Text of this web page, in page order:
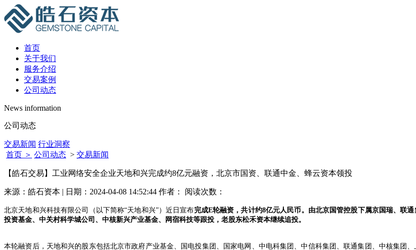
首页
关于我们
服务介绍
交易案例
公司动态
News information
公司动态
交易新闻 行业洞察
首页 ＞ 公司动态 > 交易新闻
【皓石交易】工业网络安全企业天地和兴完成约8亿元融资，北京市国资、联通中金、蜂云资本领投
来源：皓石资本 | 日期：2024-04-08 14:52:44 作者： 阅读次数：
北京天地和兴科技有限公司（以下简称“天地和兴”）近日宣布完成E轮融资，共计约8亿元人民币。由北京国管控股下属京国瑞、联
投资基金、中关村科学城公司、中核新兴产业基金、网宿科技等跟投，老股东松禾资本继续追投。
本轮融资后，天地和兴的股东包括北京市政府产业基金、国电投集团、国家电网、中电科集团、中信科集团、联通集团、中核集团